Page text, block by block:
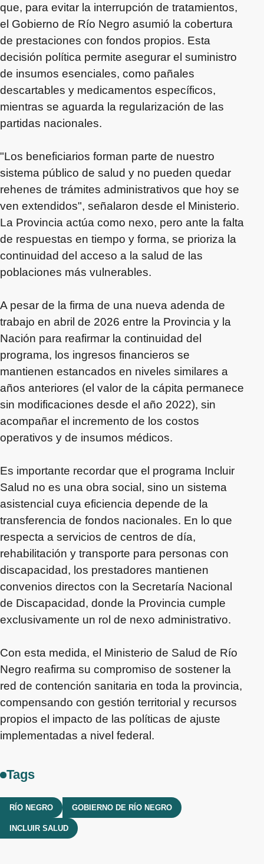
que, para evitar la interrupción de tratamientos,
el Gobierno de Río Negro asumió la cobertura
de prestaciones con fondos propios. Esta
decisión política permite asegurar el suministro
de insumos esenciales, como pañales
descartables y medicamentos específicos,
mientras se aguarda la regularización de las
partidas nacionales.
"Los beneficiarios forman parte de nuestro
sistema público de salud y no pueden quedar
rehenes de trámites administrativos que hoy se
ven extendidos", señalaron desde el Ministerio.
La Provincia actúa como nexo, pero ante la falta
de respuestas en tiempo y forma, se prioriza la
continuidad del acceso a la salud de las
poblaciones más vulnerables.
A pesar de la firma de una nueva adenda de
trabajo en abril de 2026 entre la Provincia y la
Nación para reafirmar la continuidad del
programa, los ingresos financieros se
mantienen estancados en niveles similares a
años anteriores (el valor de la cápita permanece
sin modificaciones desde el año 2022), sin
acompañar el incremento de los costos
operativos y de insumos médicos.
Es importante recordar que el programa Incluir
Salud no es una obra social, sino un sistema
asistencial cuya eficiencia depende de la
transferencia de fondos nacionales. En lo que
respecta a servicios de centros de día,
rehabilitación y transporte para personas con
discapacidad, los prestadores mantienen
convenios directos con la Secretaría Nacional
de Discapacidad, donde la Provincia cumple
exclusivamente un rol de nexo administrativo.
Con esta medida, el Ministerio de Salud de Río
Negro reafirma su compromiso de sostener la
red de contención sanitaria en toda la provincia,
compensando con gestión territorial y recursos
propios el impacto de las políticas de ajuste
implementadas a nivel federal.
Tags
RÍO NEGRO GOBIERNO DE RÍO NEGRO
INCLUIR SALUD